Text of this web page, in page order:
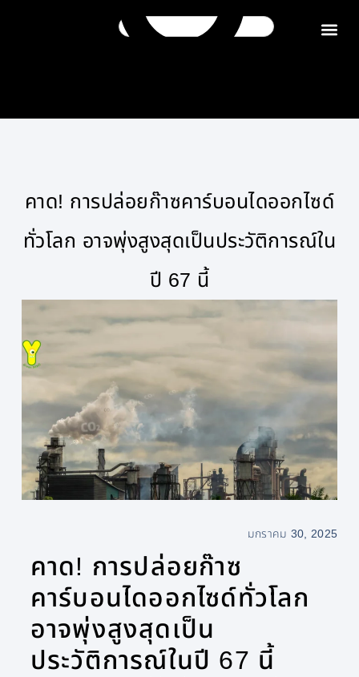
คาด! การปล่อยก๊าซคาร์บอนไดออกไซด์
ทั่วโลก อาจพุ่งสูงสุดเป็นประวัติการณ์ใน
ปี 67 นี้
มกราคม 30, 2025
คาด! การปล่อยก๊าซ
คาร์บอนไดออกไซด์ทั่วโลก
อาจพุ่งสูงสุดเป็น
ประวัติการณ์ในปี 67 นี้